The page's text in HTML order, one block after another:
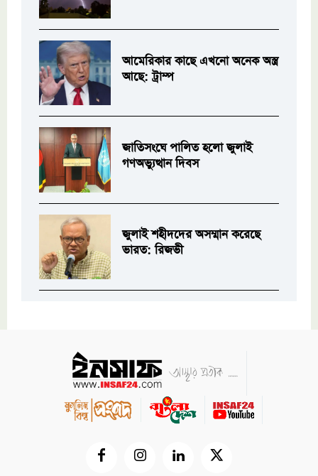
আমেরিকার কাছে এখনো অনেক অস্ত্র
আছে: ট্রাম্প
জাতিসংঘে পালিত হলো জুলাই
গণঅভ্যুত্থান দিবস
জুলাই শহীদদের অসম্মান করেছে
ভারত: রিজভী